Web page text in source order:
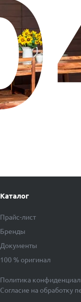
Каталог
Прайс-лист
Бренды
Документы
100 % оригинал
Политика
Согласие на обработку